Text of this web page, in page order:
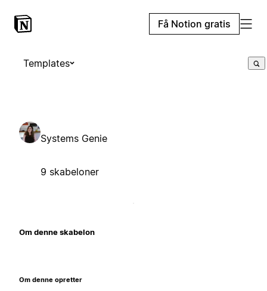
Få Notion gratis
Templates
Systems Genie
9 skabeloner
Om denne skabelon
Om denne opretter